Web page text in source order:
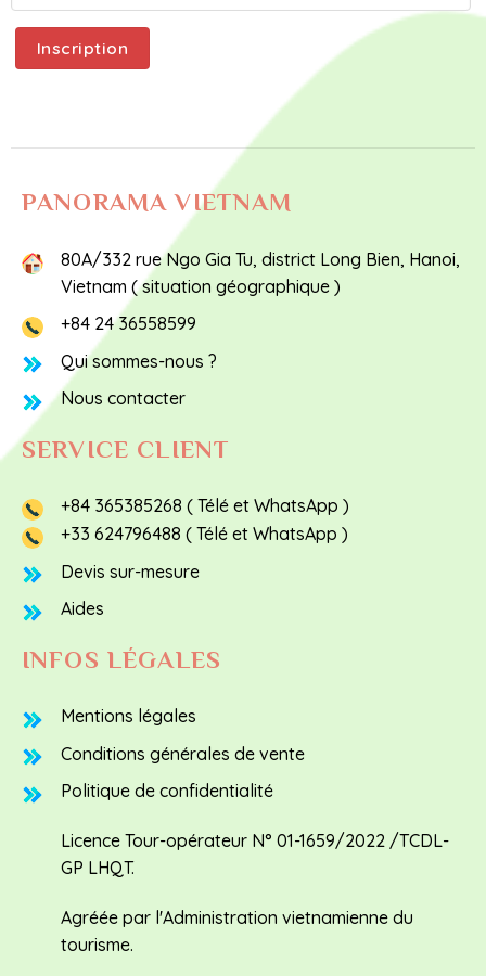
PANORAMA VIETNAM
80A/332 rue Ngo Gia Tu, district Long Bien, Hanoi,
Vietnam (situation géographique )
+84 24 36558599
Qui sommes-nous ?
Nous contacter
SERVICE CLIENT
+84 365385268 ( Télé et WhatsApp )
+33 624796488 ( Télé et WhatsApp )
Devis sur-mesure
Aides
INFOS LÉGALES
Mentions légales
Conditions générales de vente
Politique de confidentialité
Licence Tour-opérateur N° 01-1659/2022 /TCDL-
GP LHQT.
Agréée par l'Administration vietnamienne du
tourisme.